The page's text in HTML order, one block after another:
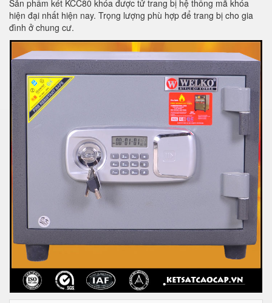
Sản phẩm két KCC80 khóa được tử trang bị hệ thống mã khóa
hiện đại nhất hiện nay. Trọng lượng phù hợp để trang bị cho gia
đình ở chung cư.